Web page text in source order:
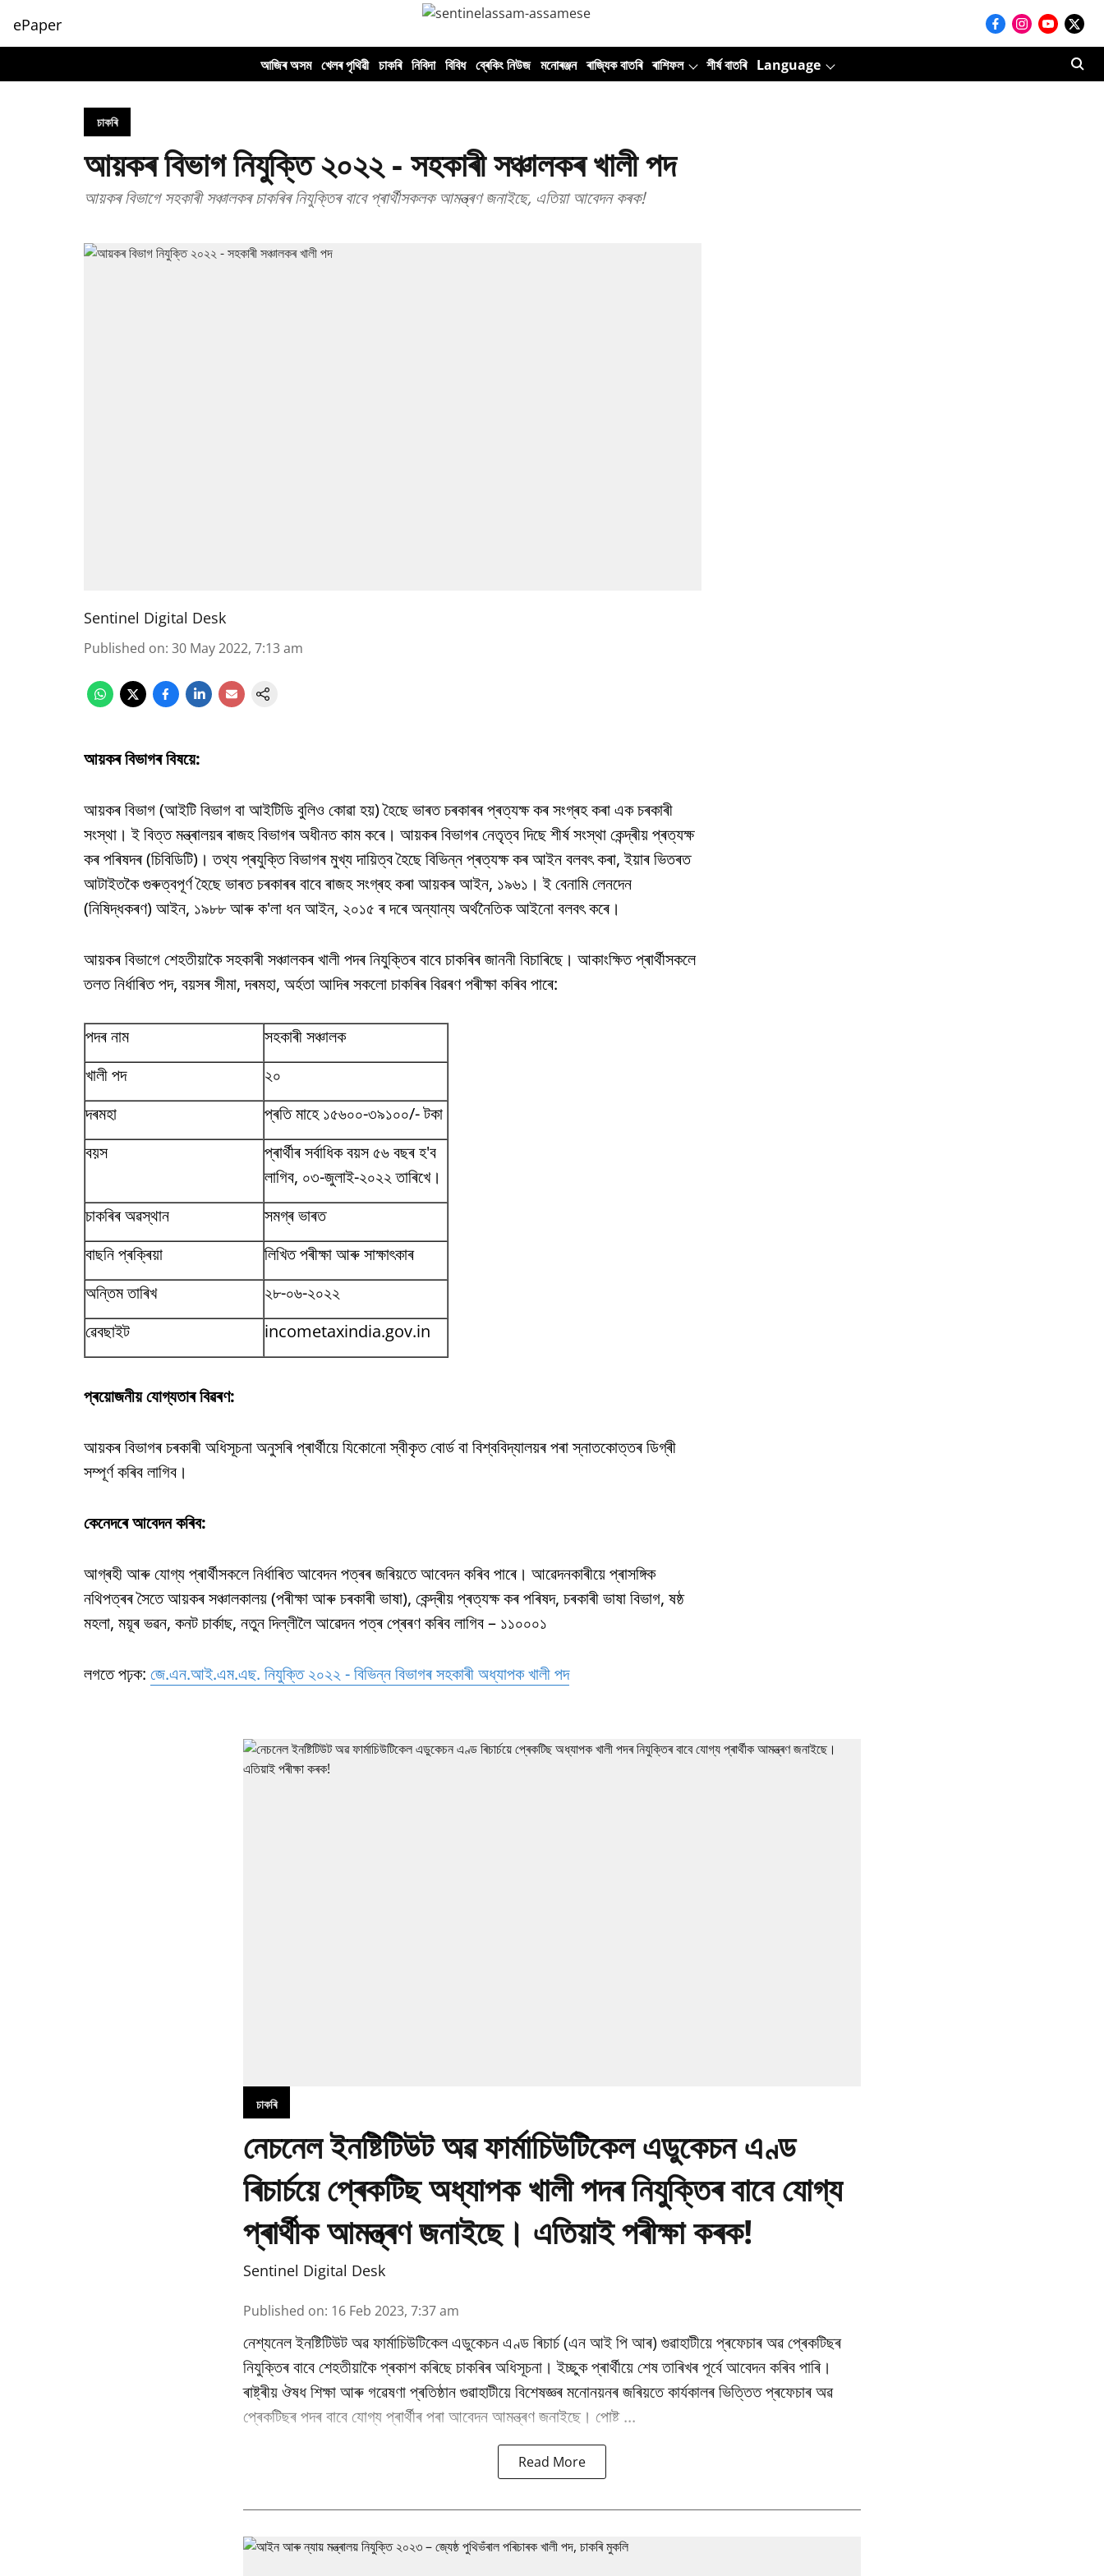
ePaper
আজিৰ অসম খেলৰ পৃথিৱী চাকৰি নিবিদা বিবিধ ব্ৰেকিং নিউজ মনোৰঞ্জন ৰাজ্যিক বাতৰি ৰাশিফল শীৰ্ষ বাতৰি Language
চাকৰি
আয়কৰ বিভাগ নিযুক্তি ২০২২ - সহকাৰী সঞ্চালকৰ খালী পদ
আয়কৰ বিভাগে সহকাৰী সঞ্চালকৰ চাকৰিৰ নিযুক্তিৰ বাবে প্ৰাৰ্থীসকলক আমন্ত্ৰণ জনাইছে, এতিয়া আবেদন কৰক!
Sentinel Digital Desk
Published on: 30 May 2022, 7:13 am
আয়কৰ বিভাগৰ বিষয়ে:
আয়কৰ বিভাগ (আইটি বিভাগ বা আইটিডি বুলিও কোৱা হয়) হৈছে ভাৰত চৰকাৰৰ প্ৰত্যক্ষ কৰ সংগ্ৰহ কৰা এক চৰকাৰী
সংস্থা। ই বিত্ত মন্ত্ৰালয়ৰ ৰাজহ বিভাগৰ অধীনত কাম কৰে। আয়কৰ বিভাগৰ নেতৃত্ব দিছে শীৰ্ষ সংস্থা কেন্দ্ৰীয় প্ৰত্যক্ষ
কৰ পৰিষদৰ (চিবিডিটি)। তথ্য প্ৰযুক্তি বিভাগৰ মুখ্য দায়িত্ব হৈছে বিভিন্ন প্ৰত্যক্ষ কৰ আইন বলবৎ কৰা, ইয়াৰ ভিতৰত
আটাইতকৈ গুৰুত্বপূৰ্ণ হৈছে ভাৰত চৰকাৰৰ বাবে ৰাজহ সংগ্ৰহ কৰা আয়কৰ আইন, ১৯৬১। ই বেনামি লেনদেন
(নিষিদ্ধকৰণ) আইন, ১৯৮৮ আৰু ক'লা ধন আইন, ২০১৫ ৰ দৰে অন্যান্য অৰ্থনৈতিক আইনো বলবৎ কৰে।
আয়কৰ বিভাগে শেহতীয়াকৈ সহকাৰী সঞ্চালকৰ খালী পদৰ নিযুক্তিৰ বাবে চাকৰিৰ জাননী বিচাৰিছে। আকাংক্ষিত প্ৰাৰ্থীসকলে
তলত নিৰ্ধাৰিত পদ, বয়সৰ সীমা, দৰমহা, অৰ্হতা আদিৰ সকলো চাকৰিৰ বিৱৰণ পৰীক্ষা কৰিব পাৰে:
পদৰ নাম
সহকাৰী সঞ্চালক
খালী পদ
২০
দৰমহা
প্ৰতি মাহে ১৫৬০০-৩৯১০০/- টকা
বয়স
প্ৰাৰ্থীৰ সৰ্বাধিক বয়স ৫৬ বছৰ হ'ব
লাগিব, ০৩-জুলাই-২০২২ তাৰিখে।
চাকৰিৰ অৱস্থান
সমগ্ৰ ভাৰত
বাছনি প্ৰক্ৰিয়া
লিখিত পৰীক্ষা আৰু সাক্ষাৎকাৰ
অন্তিম তাৰিখ
২৮-০৬-২০২২
ৱেবছাইট
incometaxindia.gov.in
প্ৰয়োজনীয় যোগ্যতাৰ বিৱৰণ:
আয়কৰ বিভাগৰ চৰকাৰী অধিসূচনা অনুসৰি প্ৰাৰ্থীয়ে যিকোনো স্বীকৃত বোৰ্ড বা বিশ্ববিদ্যালয়ৰ পৰা স্নাতকোত্তৰ ডিগ্ৰী
সম্পূৰ্ণ কৰিব লাগিব।
কেনেদৰে আবেদন কৰিব:
আগ্ৰহী আৰু যোগ্য প্ৰাৰ্থীসকলে নিৰ্ধাৰিত আবেদন পত্ৰৰ জৰিয়তে আবেদন কৰিব পাৰে। আৱেদনকাৰীয়ে প্ৰাসঙ্গিক
নথিপত্ৰৰ সৈতে আয়কৰ সঞ্চালকালয় (পৰীক্ষা আৰু চৰকাৰী ভাষা), কেন্দ্ৰীয় প্ৰত্যক্ষ কৰ পৰিষদ, চৰকাৰী ভাষা বিভাগ, ষষ্ঠ
মহলা, ময়ূৰ ভৱন, কনট চাৰ্কাছ, নতুন দিল্লীলৈ আৱেদন পত্ৰ প্ৰেৰণ কৰিব লাগিব – ১১০০০১
লগতে পঢ়ক: জে.এন.আই.এম.এছ. নিযুক্তি ২০২২ - বিভিন্ন বিভাগৰ সহকাৰী অধ্যাপক খালী পদ
চাকৰি
নেচনেল ইনষ্টিটিউট অৱ ফাৰ্মাচিউটিকেল এডুকেচন এণ্ড
ৰিচাৰ্চয়ে প্ৰেকটিছ অধ্যাপক খালী পদৰ নিযুক্তিৰ বাবে যোগ্য
প্ৰাৰ্থীক আমন্ত্ৰণ জনাইছে। এতিয়াই পৰীক্ষা কৰক!
Sentinel Digital Desk
Published on: 16 Feb 2023, 7:37 am
নেশ্যনেল ইনষ্টিটিউট অৱ ফাৰ্মাচিউটিকেল এডুকেচন এণ্ড ৰিচাৰ্চ (এন আই পি আৰ) গুৱাহাটীয়ে প্ৰফেচাৰ অৱ প্ৰেকটিছৰ
নিযুক্তিৰ বাবে শেহতীয়াকৈ প্ৰকাশ কৰিছে চাকৰিৰ অধিসূচনা। ইচ্ছুক প্ৰাৰ্থীয়ে শেষ তাৰিখৰ পূৰ্বে আবেদন কৰিব পাৰি।
ৰাষ্ট্ৰীয় ঔষধ শিক্ষা আৰু গৱেষণা প্ৰতিষ্ঠান গুৱাহাটীয়ে বিশেষজ্ঞৰ মনোনয়নৰ জৰিয়তে কাৰ্যকালৰ ভিত্তিত প্ৰফেচাৰ অৱ
প্ৰেকটিছৰ পদৰ বাবে যোগ্য প্ৰাৰ্থীৰ পৰা আবেদন আমন্ত্ৰণ জনাইছে। পোষ্ট ...
Read More